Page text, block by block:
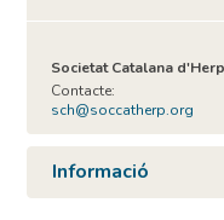
Societat Catalana
Contacte:
sch@soccatherp.org
Informació